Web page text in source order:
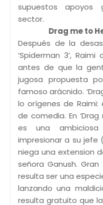
supuestos apoyos
sector.
Drag me to
Después de la
‘Spiderman 3’,
antes de que la
jugosa propuesta
famoso arácnido.
lo orígenes de
de comedia. En
es una
impresionar a su jefe
niega una extension
señora Ganush.
resulta ser una
lanzando una
resulta gratuito que